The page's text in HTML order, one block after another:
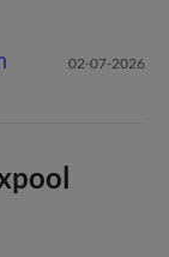
02-07-2026